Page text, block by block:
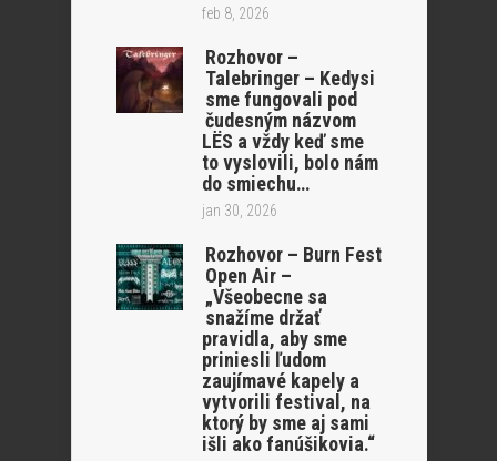
feb 8, 2026
Rozhovor –
Talebringer – Kedysi
sme fungovali pod
čudesným názvom
LËS a vždy keď sme
to vyslovili, bolo nám
do smiechu…
jan 30, 2026
Rozhovor – Burn Fest
Open Air –
„Všeobecne sa
snažíme držať
pravidla, aby sme
priniesli ľudom
zaujímavé kapely a
vytvorili festival, na
ktorý by sme aj sami
išli ako fanúšikovia.“